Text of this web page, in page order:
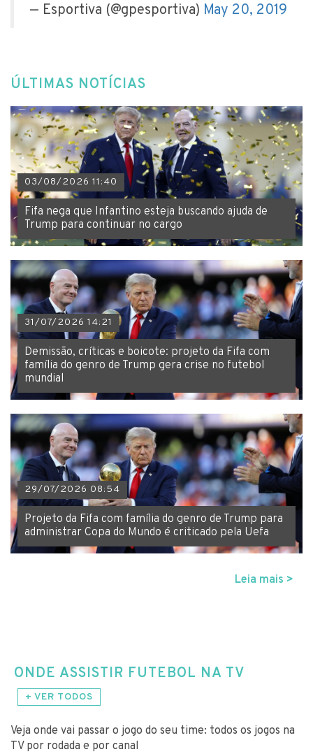
— Esportiva (@gpesportiva) May 20, 2019
ÚLTIMAS NOTÍCIAS
03/08/2026 11:40
Fifa nega que Infantino esteja buscando ajuda de
Trump para continuar no cargo
31/07/2026 14:21
Demissão, críticas e boicote: projeto da Fifa com
família do genro de Trump gera crise no futebol
mundial
29/07/2026 08:54
Projeto da Fifa com família do genro de Trump para
administrar Copa do Mundo é criticado pela Uefa
Leia mais >
ONDE ASSISTIR FUTEBOL NA TV
+ VER TODOS
Veja onde vai passar o jogo do seu time: todos os jogos na
TV por rodada e por canal